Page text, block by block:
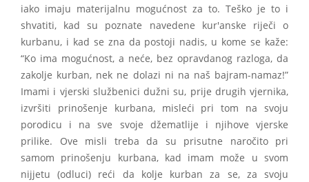
iako imaju materijalnu mogućnost za to. Teško je to i
shvatiti, kad su poznate navedene kur'anske riječi o
kurbanu, i kad se zna da postoji nadis, u kome se kaže:
“Ko ima mogućnost, a neće, bez opravdanog razloga, da
zakolje kurban, nek ne dolazi ni na naš bajram-namaz!”
Imami i vjerski službenici dužni su, prije drugih vjernika,
izvršiti prinošenje kurbana, misleći pri tom na svoju
porodicu i na sve svoje džematlije i njihove vjerske
prilike. Ove misli treba da su prisutne naročito pri
samom prinošenju kurbana, kad imam može u svom
nijjetu (odluci) reći da kolje kurban za se, za svoju